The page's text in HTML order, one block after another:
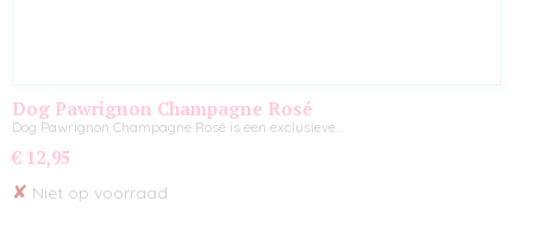
Dog Pawrignon Champagne Rosé
Dog Pawrignon Champagne Rosé is een exclusieve…
€ 12,95
✘ Niet op voorraad